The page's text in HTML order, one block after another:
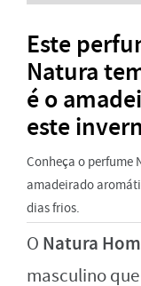
Este
Natura
é o
este
Conheça o perfume
amadeirado
dias frios.
O Natura
masculino